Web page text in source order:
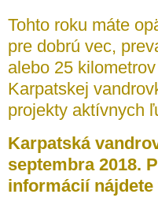
Tohto roku máte
pre dobrú vec,
alebo 25
Karpatskej
projekty aktívnych
Karpatská
septembra 2018.
informácií nájdete